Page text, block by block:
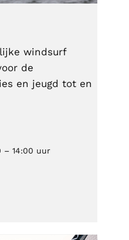
windsurf
de
en jeugd tot en
– 14:00 uur